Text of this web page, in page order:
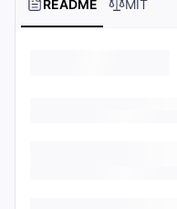
README MIT